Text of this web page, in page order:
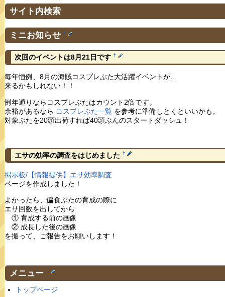
サイト内検索
ミニお知らせ †
次回のイベントは8月21日です †
毎年恒例、8月の海賊コスプレぶた大活躍イベントが…
来るかもしれない！！
例年通りならコスプレぶたはカウント2倍です。
余裕があるなら コスプレぶた一覧を参考に準備しとくといいかも。
対象ぶたを20頭出荷すれば40頭ぶんのスタートダッシュ！
エサの効率の調査をはじめました †
掲示板/【情報提供】エサ効率調査
ページを作成しました！
よかったら、偏食ぶたの育成の際に
エサ回数を出してから
① 育成する前の画像
② 成長した後の画像
を撮って、ご報告をお願いします！
メニュー †
トップページ